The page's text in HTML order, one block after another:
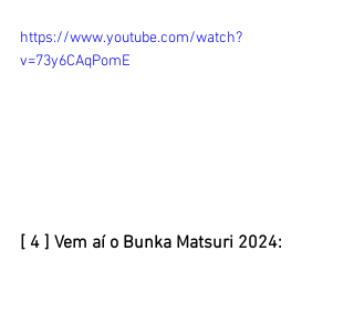
https://www.youtube.com/watch?
v=73y6CAqPomE
[ 4 ] Vem aí o Bunka Matsuri 2024: